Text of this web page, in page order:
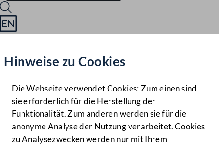
Hilfe
Benutzer
Navigationsmenü öffnen
MENÜ
Hinweise zu Cookies
Die Webseite verwendet Cookies: Zum einen sind
sie erforderlich für die Herstellung der
Funktionalität. Zum anderen werden sie für die
anonyme Analyse der Nutzung verarbeitet. Cookies
zu Analysezwecken werden nur mit Ihrem